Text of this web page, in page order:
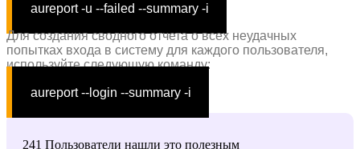
aureport -u --failed --summary -i
Для создания сводного отчета о всех неудачных
попытках входа в систему для каждого пользователя,
используйте следующую команду:
aureport --login --summary -i
241 Пользователи нашли это полезным